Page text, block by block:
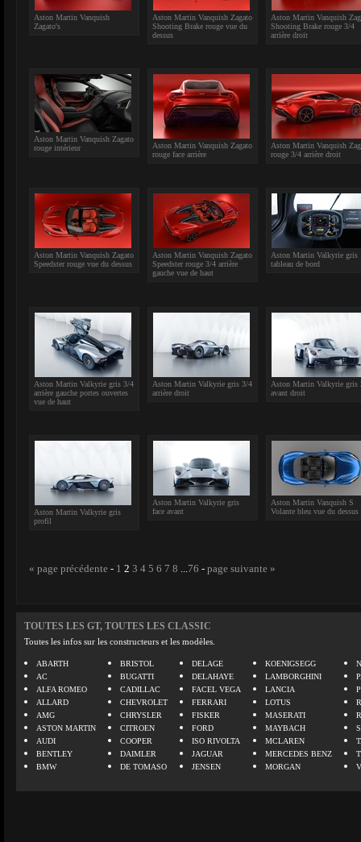
Aston Martin Vanquish
Zagato's
Aston Martin Vanquish Zagato
Shooting Brake rouge vue du
dessus
Aston Martin Vanquish
Shooting Brake rouge 3/4
arrière droit
Aston Martin Vanquish Zagato
rouge intérieur
Aston Martin Vanquish Zagato
rouge face arrière
Aston Martin Vanquish
rouge 3/4 arrière droit
Aston Martin Vanquish Zagato
Speedster rouge vue du dessus
Aston Martin Vanquish Zagato
Speedster rouge 3/4 arrière
gauche vue de haut
Aston Martin Valkyrie gris
tableau de bord
Aston Martin Valkyrie gris 3/4
arrière gauche portes ouvertes
vue de haut
Aston Martin Valkyrie gris 3/4
arrière droit
Aston Martin Valkyrie gris
avant droit
Aston Martin Valkyrie gris
profil
Aston Martin Valkyrie gris
face avant
Aston Martin Vanquish S
Volante bleu vue du dessus
« page précédente - 1 2 3 4 5 6 7 8 ...76 - page suivante »
TOUTES LES GT, TOUTES LES CLASSIC
Toutes les infos sur les constructeurs et les modèles.
ABARTH
AC
ALFA ROMEO
ALLARD
AMG
ASTON MARTIN
AUDI
BENTLEY
BMW
BRISTOL
BUGATTI
CADILLAC
CHEVROLET
CHRYSLER
CITROEN
COOPER
DAIMLER
DE TOMASO
DELAGE
DELAHAYE
FACEL VEGA
FERRARI
FISKER
FORD
ISO RIVOLTA
JAGUAR
JENSEN
KOENIGSEGG
LAMBORGHINI
LANCIA
LOTUS
MASERATI
MAYBACH
MCLAREN
MERCEDES BENZ
MORGAN